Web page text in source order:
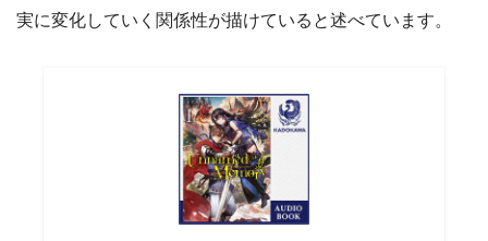
実に変化していく関係性が描けていると述べています。